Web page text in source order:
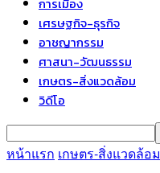
เศรษฐกิจ-ธุรกิจ
อาชญากรรม
ศาสนา-วัฒนธรรม
เกษตร-สิ่งแวดล้อม
วิดีโอ
หน้าแรก เกษตร-สิ่งแวดล้อม